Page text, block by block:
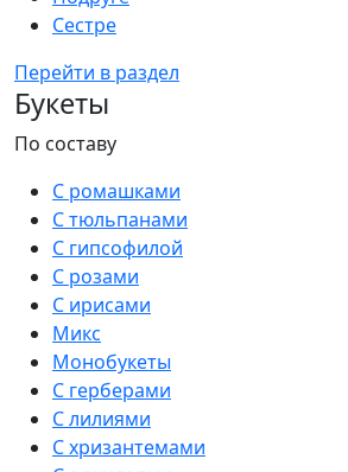
Сестре
Перейти в раздел
Букеты
По составу
С ромашками
С тюльпанами
С гипсофилой
С розами
С ирисами
Микс
Монобукеты
С герберами
С лилиями
С хризантемами